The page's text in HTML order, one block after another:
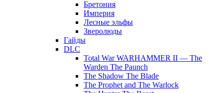
Бретония
Империя
Лесные эльфы
Зверолюды
Гайды
DLC
Total War WARHAMMER II — The
Warden The Paunch
The Shadow The Blade
The Prophet and The Warlock